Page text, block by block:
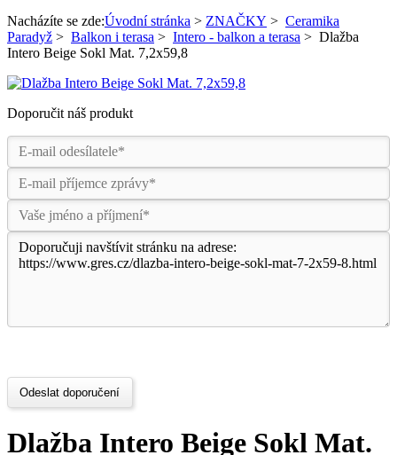
Nacházíte se zde:Úvodní stránka > ZNAČKY > Ceramika
Paradyž > Balkon i terasa > Intero - balkon a terasa > Dlažba
Intero Beige Sokl Mat. 7,2x59,8
Doporučit náš produkt
Odeslat doporučení
Dlažba Intero Beige Sokl Mat.